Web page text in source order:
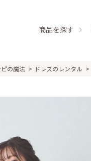
商品を探す
の魔法 ドレスのレンタル